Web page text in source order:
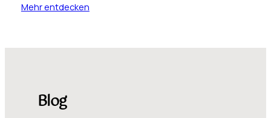
Mehr entdecken
Blog